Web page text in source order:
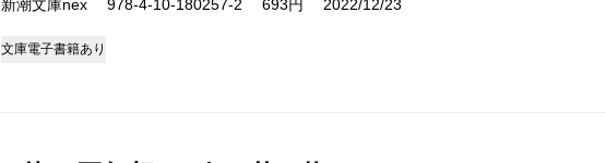
新潮文庫nex 978-4-10-180257-2 693円 2022/12/23
文庫電子書籍あり